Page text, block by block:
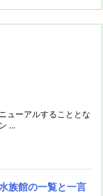
ューアルすることとな
...
族館の一覧と一言